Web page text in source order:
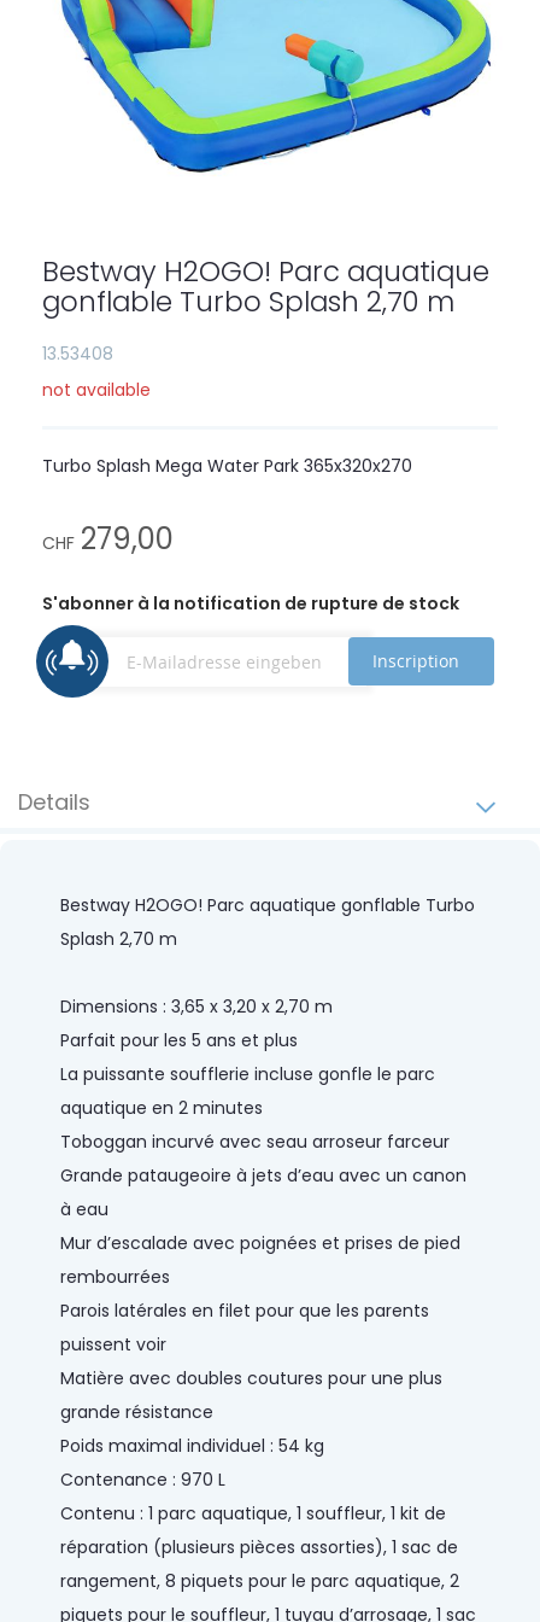
Bestway H2OGO! Parc aquatique
gonflable Turbo Splash 2,70 m
13.53408
not available
Turbo Splash Mega Water Park 365x320x270
CHF 279,00
S'abonner à la notification de rupture de stock
Inscription
beginning
the
gallery
Details
Bestway H2OGO! Parc aquatique gonflable Turbo
Splash 2,70 m
Dimensions : 3,65 x 3,20 x 2,70 m
Parfait pour les 5 ans et plus
La puissante soufflerie incluse gonfle le parc
aquatique en 2 minutes
Toboggan incurvé avec seau arroseur farceur
Grande pataugeoire à jets d’eau avec un canon
à eau
Mur d’escalade avec poignées et prises de pied
rembourrées
Parois latérales en filet pour que les parents
puissent voir
Matière avec doubles coutures pour une plus
grande résistance
Poids maximal individuel : 54 kg
Contenance : 970 L
Contenu : 1 parc aquatique, 1 souffleur, 1 kit de
réparation (plusieurs pièces assorties), 1 sac de
rangement, 8 piquets pour le parc aquatique, 2
piquets pour le souffleur, 1 tuyau d’arrosage, 1 sac